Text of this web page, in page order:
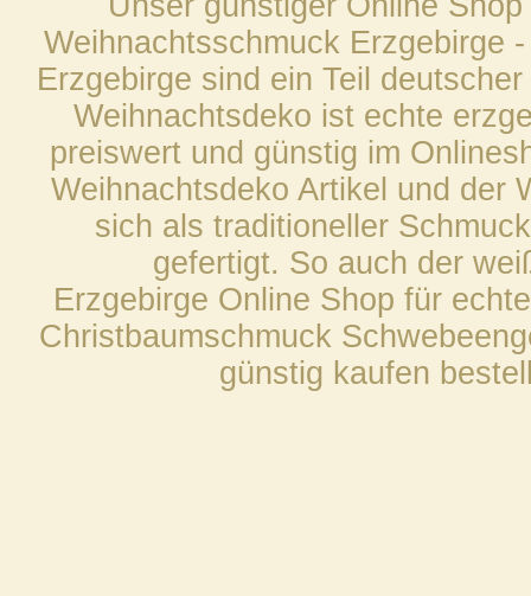
Weihnachtsschmuck Erzgebirge
Erzgebirge sind ein Teil
Weihnachtsdeko ist echte
preiswert und günstig im
Weihnachtsdeko Artikel und der
sich als traditioneller
gefertigt. So auch der
Erzgebirge Online Shop für
Christbaumschmuck
günstig kaufen